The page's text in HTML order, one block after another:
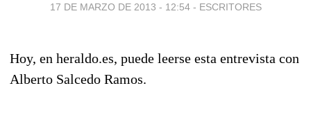
17 DE MARZO DE 2013 - 12:54 - ESCRITORES
Hoy, en heraldo.es, puede leerse esta entrevista con
Alberto Salcedo Ramos.